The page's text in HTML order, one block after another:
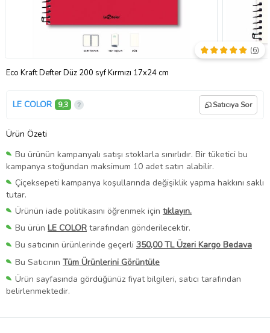
Eco Kraft Defter Düz 200 syf Kırmızı 17x24 cm
(6)
LE COLOR 9,3 Satıcıya Sor
Ürün Özeti
Bu ürünün kampanyalı satışı stoklarla sınırlıdır. Bir tüketici bu
kampanya stoğundan maksimum 10 adet satın alabilir.
Çiçeksepeti kampanya koşullarında değişiklik yapma hakkını saklı
tutar.
Ürünün iade politikasını öğrenmek için tıklayın.
Bu ürün LE COLOR tarafından gönderilecektir.
Bu satıcının ürünlerinde geçerli 350,00 TL Üzeri Kargo Bedava
Bu Satıcının Tüm Ürünlerini Görüntüle
Ürün sayfasında gördüğünüz fiyat bilgileri, satıcı tarafından
belirlenmektedir.